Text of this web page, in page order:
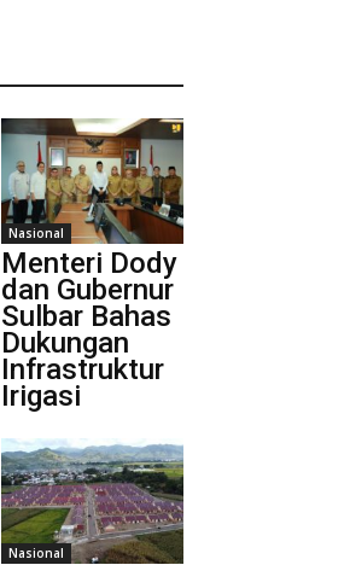
Nasional
Menteri Dody
dan Gubernur
Sulbar Bahas
Dukungan
Infrastruktur
Irigasi
Nasional